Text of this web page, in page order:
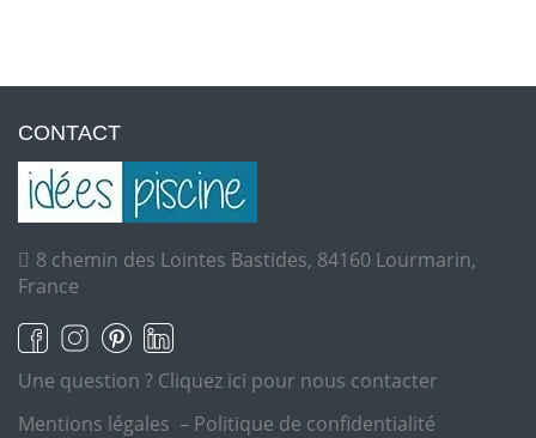
CONTACT
8 chemin des Lointes Bastides, 84160 Lourmarin,
France
Une question ? Cliquez ici pour nous contacter
Mentions légales – Politique de confidentialité